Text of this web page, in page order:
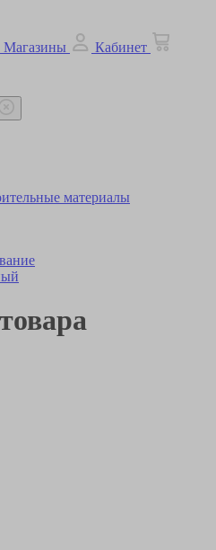
Магазины
Кабинет
материалы
товара